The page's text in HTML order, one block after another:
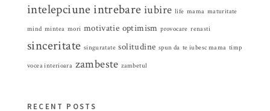
intelepciuneintrebare iubire life mama maturitate
mind mintea mori motivatie optimism provocare renasti
sinceritate singuratate solitudine spun da te iubesc mama timp
vocea interioara zambeste zambetul
RECENT POSTS